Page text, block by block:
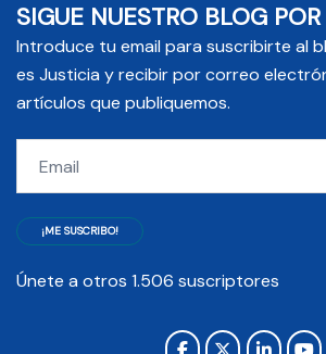
SIGUE NUESTRO BLOG
Introduce tu email para suscribirte al
es Justicia y recibir por correo
artículos que publiquemos.
¡ME SUSCRIBO!
Únete a otros 1.506 suscriptores